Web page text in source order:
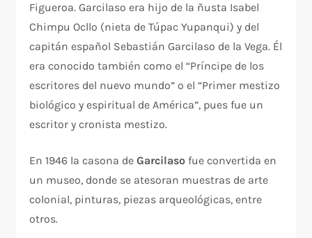
Figueroa. Garcilaso era hijo de la ñusta Isabel
Chimpu Ocllo (nieta de Túpac Yupanqui) y del
capitán español Sebastián Garcilaso de la Vega. Él
era conocido también como el “Príncipe de los
escritores del nuevo mundo” o el “Primer mestizo
biológico y espiritual de América”, pues fue un
escritor y cronista mestizo.
En 1946 la casona deGarcilaso fue convertida en
un museo, donde se atesoran muestras de arte
colonial, pinturas, piezas arqueológicas, entre
otros.